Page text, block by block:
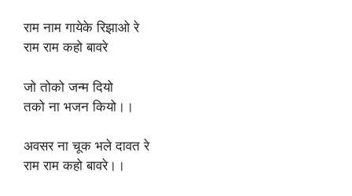
राम नाम गायेके रिझाओ रे
राम राम कहो बावरे
जो तोको जन्म दियो
तको ना भजन कियो।।
अवसर ना चूक भले दावत रे
राम राम कहो बावरे।।